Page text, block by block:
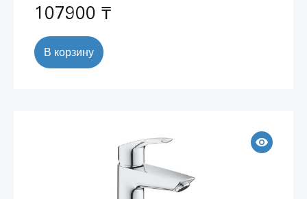
107900 ₸
В корзину